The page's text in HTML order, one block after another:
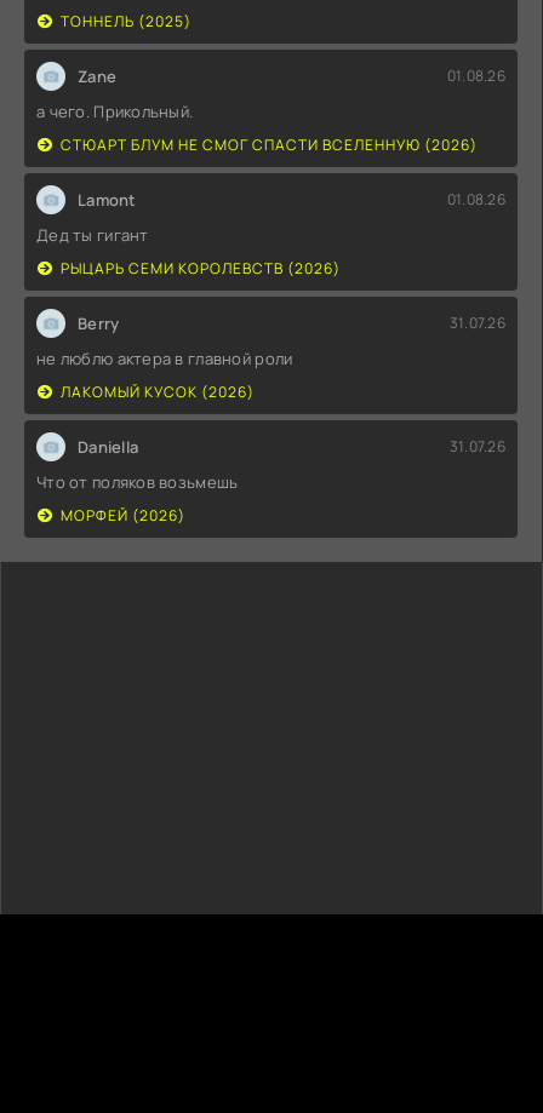
ТОННЕЛЬ (2025)
Zane 01.08.26
а чего. Прикольный.
СТЮАРТ БЛУМ НЕ СМОГ СПАСТИ ВСЕЛЕННУЮ (2026)
Lamont 01.08.26
Дед ты гигант
РЫЦАРЬ СЕМИ КОРОЛЕВСТВ (2026)
Berry 31.07.26
не люблю актера в главной роли
ЛАКОМЫЙ КУСОК (2026)
Daniella 31.07.26
Что от поляков возьмешь
МОРФЕЙ (2026)